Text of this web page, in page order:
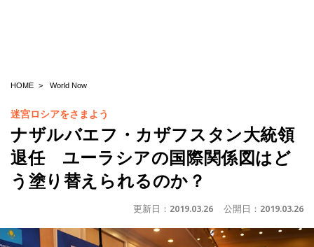
HOME World Now
迷宮ロシアをさまよう
ナザルバエフ・カザフスタン大統領
退任 ユーラシアの国際関係図はど
う塗り替えられるのか？
更新日： 2019.03.26 公開日： 2019.03.26